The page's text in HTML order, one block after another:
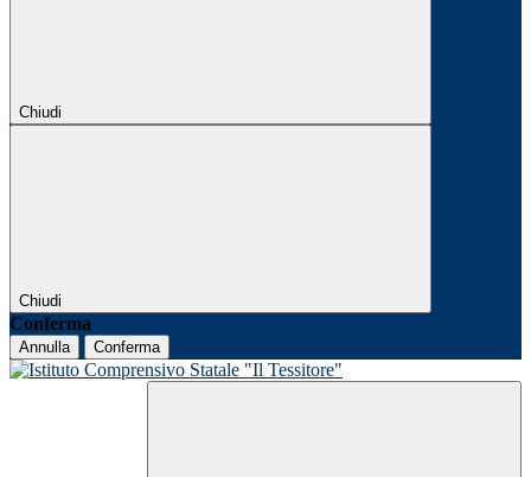
Chiudi
Chiudi
Conferma
Annulla Conferma